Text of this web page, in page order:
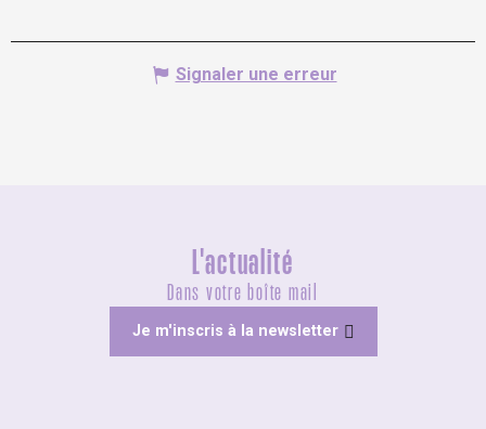
Signaler une erreur
L'actualité
Dans votre boîte mail
Je m'inscris à la newsletter